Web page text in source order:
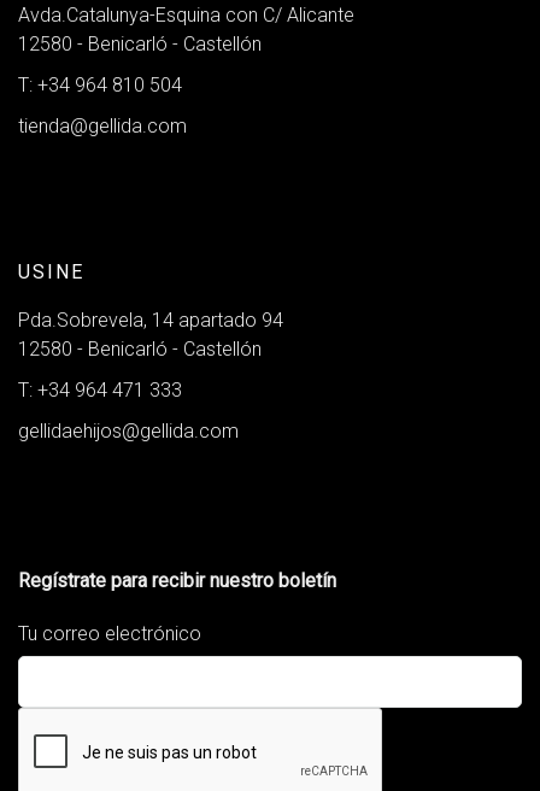
Avda.Catalunya-Esquina con C/ Alicante
12580 - Benicarló - Castellón
T: +34 964 810 504
tienda@gellida.com
USINE
Pda.Sobrevela, 14 apartado 94
12580 - Benicarló - Castellón
T: +34 964 471 333
gellidaehijos@gellida.com
Regístrate para recibir nuestro boletín
Tu correo electrónico